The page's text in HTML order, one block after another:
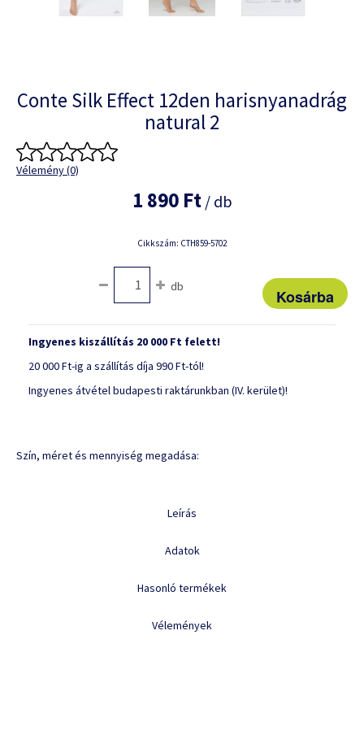
Conte Silk Effect 12den harisnyanadrág
natural 2
Vélemény (0)
1 890 Ft/ db
Cikkszám: CTH859-5702
db
Ingyenes kiszállítás 20 000 Ft felett!
20 000 Ft-ig a szállítás díja 990 Ft-tól!
Ingyenes átvétel budapesti raktárunkban (IV. kerület)!
Szín, méret és mennyiség megadása:
Leírás
Adatok
Hasonló termékek
Vélemények